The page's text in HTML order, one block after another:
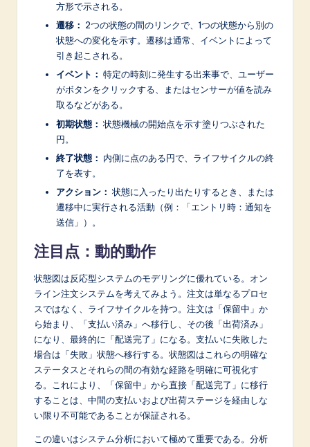
方形で示される。
遷移： 2つの状態の間のリンクで、1つの状態から別の
状態への変化を示す。遷移は通常、イベントによって
引き起こされる。
イベント： 特定の時刻に発生する出来事で、ユーザー
がボタンをクリックする、またはセンサーが値を読み
取るなどがある。
初期状態： 状態機械の開始点を示す塗りつぶされた
円。
終了状態： 内側に点のある円で、ライフサイクルの終
了を表す。
アクション： 状態に入ったり出たりするとき、または
遷移中に実行される活動（例：「エントリ時：通知を
送信」）。
注目点：動的動作
状態図は反応型システムのモデリングに優れている。オン
ライン注文システムを考えてみよう。注文は単なるプロセ
スではなく、ライフサイクルを持つ。注文は「保留中」か
ら始まり、「支払い済み」へ移行し、その後「出荷済み」
になり、最終的に「配送完了」になる。支払いに失敗した
場合は「失敗」状態へ移行する。状態図はこれらの明確な
ステータスとそれらの間の有効な経路を明確に可視化す
る。これにより、「保留中」から直接「配送完了」に移行
することは、中間の支払いおよび出荷ステージを経由しな
い限り不可能であることが保証される。
この違いはシステム分析において極めて重要である。分析